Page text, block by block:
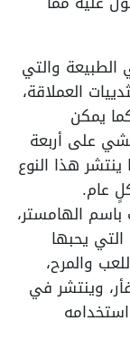
والتي
العملاقة،
يمكن
على أربعة
ينتشر هذا النوع
عام.
الهامستر،
التي يحبها
والمرح،
وينتشر في